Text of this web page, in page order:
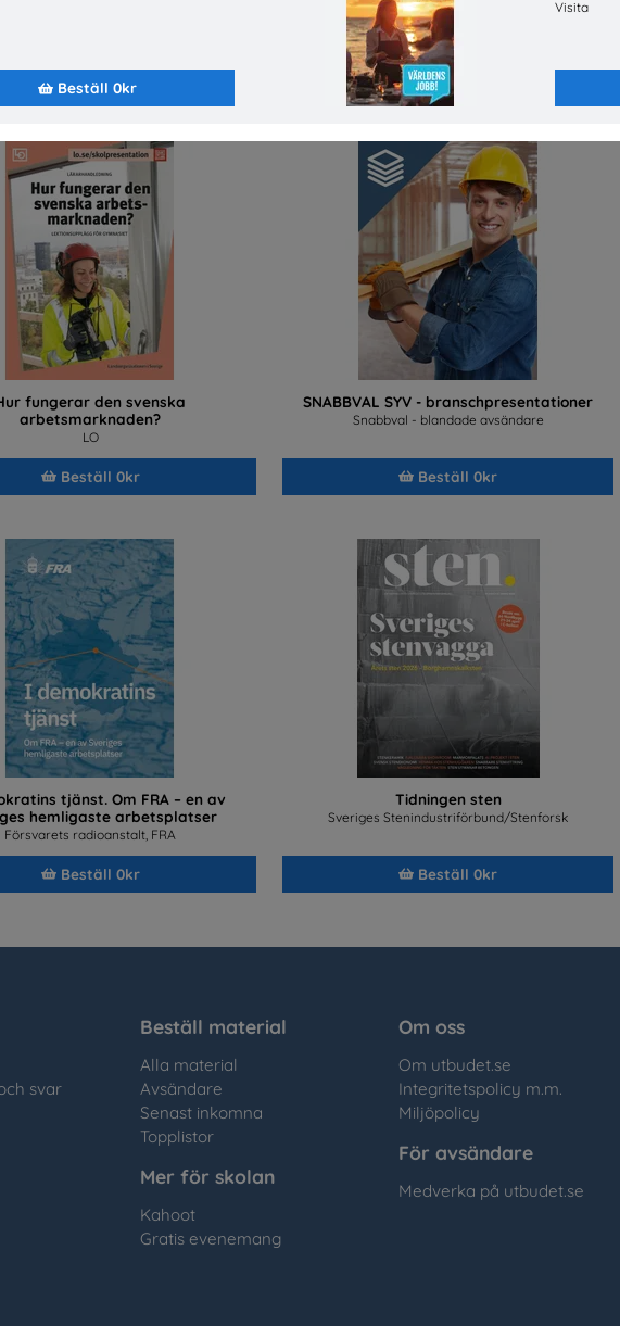
Beställ 0kr
Visita
Beställ 0kr
Bygg- och anläggningsprogrammet
Byggbranschens yrkesnämnd
Beställ 0kr
fungerar den svenska
arbetsmarknaden?
LO
Beställ 0kr
SNABBVAL SYV - branschpresentationer
Snabbval - blandade avsändare
Beställ 0kr
tjänst. Om FRA – en av
hemligaste arbetsplatser
Försvarets radioanstalt, FRA
Beställ 0kr
Tidningen sten
Sveriges Stenindustriförbund/Stenforsk
Beställ 0kr
svar
Beställ material
Alla material
Avsändare
Senast inkomna
Topplistor
Mer för skolan
Kahoot
Gratis evenemang
Om oss
Om utbudet.se
Integritetspolicy m.m.
Miljöpolicy
För avsändare
Medverka på utbudet.se